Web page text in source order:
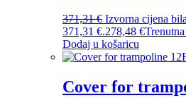
371,31€ Izvorna cijena
371,31 €.278,48 €
Dodaj u košaricu
Cover for